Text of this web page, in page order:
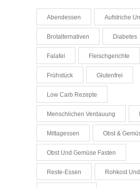
Abendessen Aufstriche
Brotalternativen Diabetes
Falafel Fleischgerichte
Frühstück Glutenfrei
Low Carb Rezepte
Menschlichen Verdauung
Mittagessen Obst &
Obst Und Gemüse Fasten
Reste-Essen Rohkost